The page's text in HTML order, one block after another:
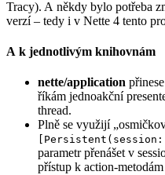
Tracy). A někdy bylo potřeba
verzí – tedy i v Nette 4 tento
A k jednotlivým knihovnám
nette/application
říkám jednoakční
thread.
Plně se využijí
parametr přenášet v
přístup k action-